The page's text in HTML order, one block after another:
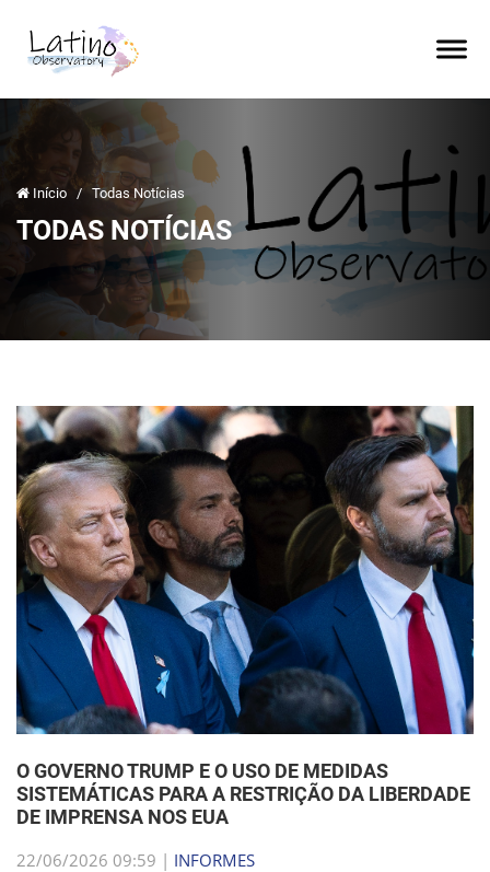
Início / Todas Notícias
TODAS NOTÍCIAS
O GOVERNO TRUMP E O USO DE MEDIDAS
SISTEMÁTICAS PARA A RESTRIÇÃO DA LIBERDADE
DE IMPRENSA NOS EUA
22/06/2026 09:59 | INFORMES